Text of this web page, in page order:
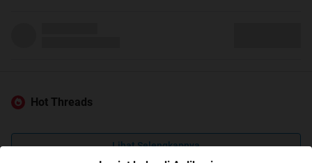
Hot Threads
Lihat Selengkapnya